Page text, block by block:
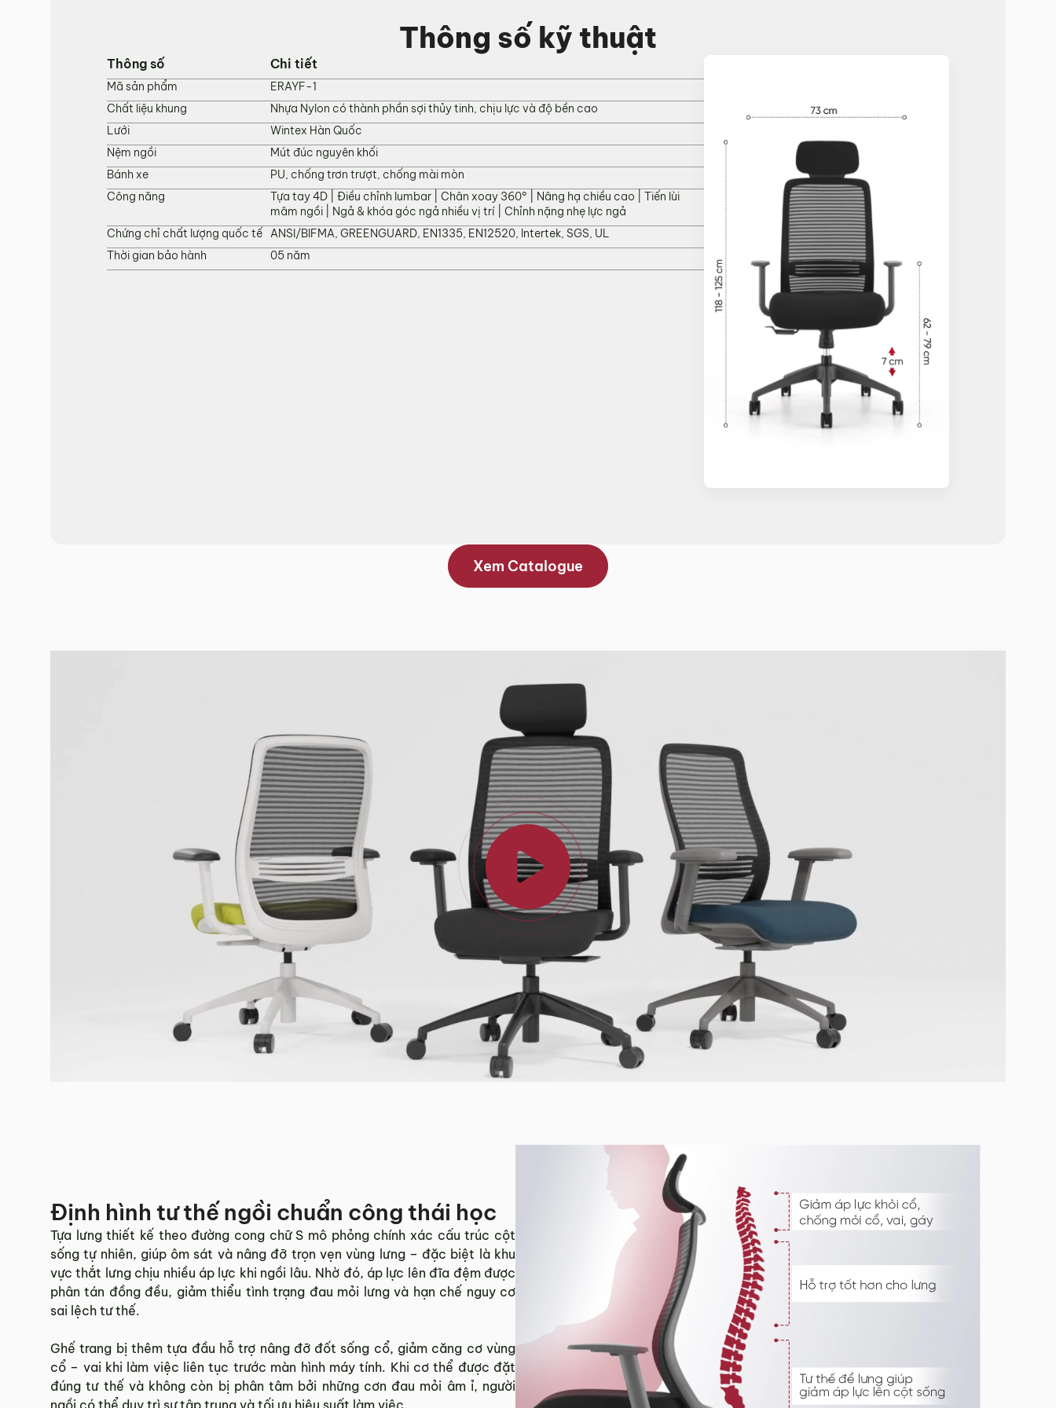
Thông số kỹ thuật
Thông số Chi tiết
Mã sản phẩm
ERAYF-1
Chất liệu khung
Nhựa Nylon có thành phần sợi thủy tinh, chịu lực và độ bền cao
Lưới
Wintex Hàn Quốc
Nệm ngồi
Mút đúc nguyên khối
Bánh xe
PU, chống trơn trượt, chống mài mòn
Công năng
Tựa tay 4D | Điều chỉnh lumbar | Chân xoay 360° | Nâng hạ chiều cao | Tiến lùi
mâm ngồi | Ngả & khóa góc ngả nhiều vị trí | Chỉnh nặng nhẹ lực ngả
Chứng chỉ chất lượng quốc tế ANSI/BIFMA, GREENGUARD, EN1335, EN12520, Intertek, SGS, UL
Thời gian bảo hành
05 năm
Xem Catalogue
Định hình tư thế ngồi chuẩn công thái học
Tựa lưng thiết kế theo đường cong chữ S mô phỏng chính xác cấu trúc cột
sống tự nhiên, giúp ôm sát và nâng đỡ trọn vẹn vùng lưng – đặc biệt là khu
vực thắt lưng chịu nhiều áp lực khi ngồi lâu. Nhờ đó, áp lực lên đĩa đệm được
phân tán đồng đều, giảm thiểu tình trạng đau mỏi lưng và hạn chế nguy cơ
sai lệch tư thế.
Ghế trang bị thêm tựa đầu hỗ trợ nâng đỡ đốt sống cổ, giảm căng cơ vùng
cổ – vai khi làm việc liên tục trước màn hình máy tính. Khi cơ thể được đặt
đúng tư thế và không còn bị phân tâm bởi những cơn đau mỏi âm ỉ, người
info@mychair.vn